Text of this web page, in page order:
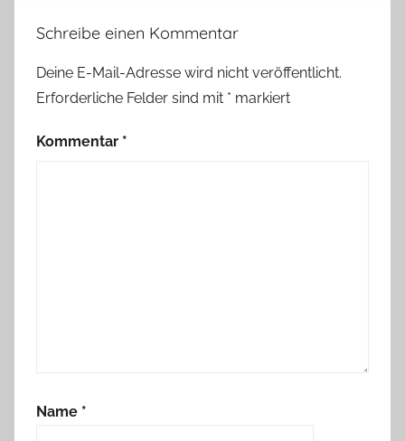
Schreibe einen Kommentar
Deine E-Mail-Adresse wird nicht veröffentlicht.
Erforderliche Felder sind mit * markiert
Kommentar *
Name *